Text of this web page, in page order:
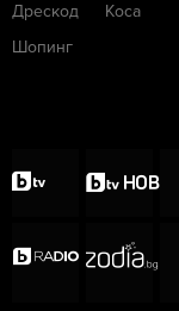
Дрескод
Шопинг
Коса